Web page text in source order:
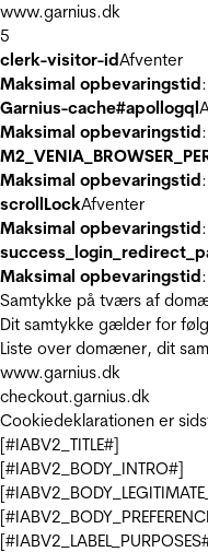
www.garnius.dk
5
clerk-visitor-idAfventer
Maksimal opbevaringstid
Garnius-cache#apollogql
Maksimal opbevaringstid
Maksimal opbevaringstid
scrollLockAfventer
Maksimal opbevaringstid
Maksimal opbevaringstid
Samtykke på tværs af
Dit samtykke gælder for
Liste over domæner, dit
www.garnius.dk
checkout.garnius.dk
Cookiedeklarationen er
[#IABV2_TITLE#]
[#IABV2_BODY_INTRO#]